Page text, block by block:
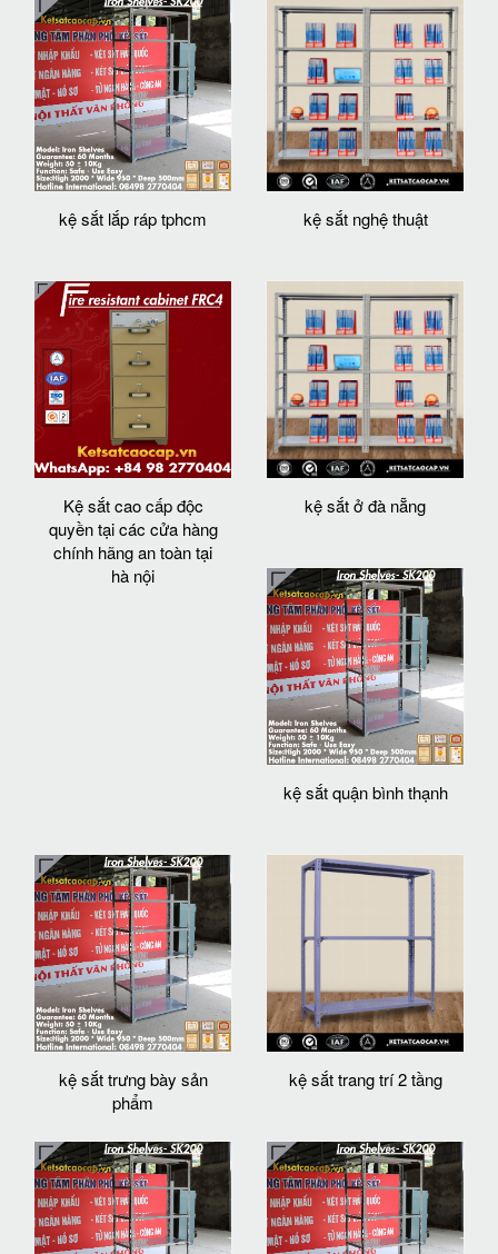
kệ sắt lắp ráp tphcm kệ sắt nghệ thuật
Kệ sắt cao cấp độc
quyền tại các cửa hàng
chính hãng an toàn tại
hà nội
kệ sắt ở đà nẵng
kệ sắt quận bình thạnh
kệ sắt trưng bày sản
phẩm
kệ sắt trang trí 2 tầng